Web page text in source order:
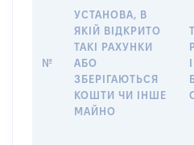
№
УСТАНОВА, В
ЯКІЙ ВІДКРИТО
ТАКІ РАХУНКИ
АБО
ЗБЕРІГАЮТЬСЯ
КОШТИ ЧИ ІНШЕ
МАЙНО